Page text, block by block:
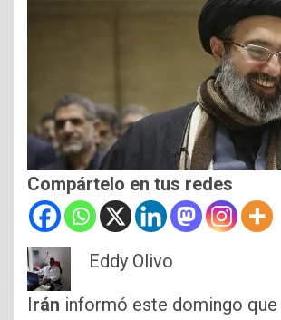
Compártelo en tus redes
Eddy Olivo
Irán informó este domingo que